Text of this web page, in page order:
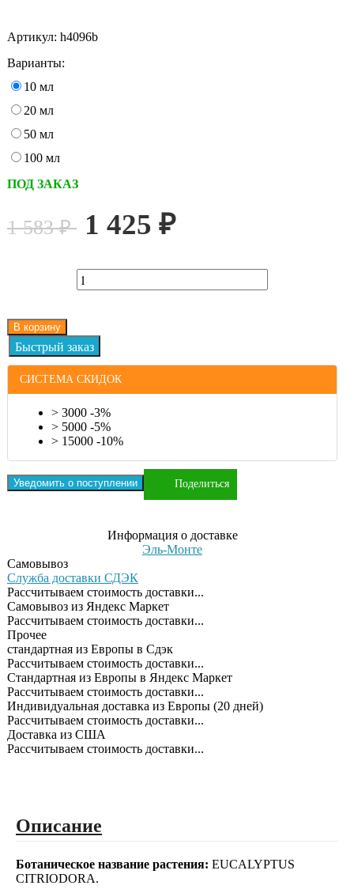
Артикул: h4096b
Варианты:
10 мл
20 мл
50 мл
100 мл
ПОД ЗАКАЗ
1 583₽ 1 425 ₽
В корзину
СИСТЕМА СКИДОК
> 3000 -3%
> 5000 -5%
> 15000 -10%
Уведомить о поступлении Поделиться
Информация о доставке
Эль-Монте
Самовывоз
Служба доставки СДЭК
Рассчитываем стоимость доставки...
Самовывоз из Яндекс Маркет
Рассчитываем стоимость доставки...
Прочее
cтандартная из Европы в Сдэк
Рассчитываем стоимость доставки...
Стандартная из Европы в Яндекс Маркет
Рассчитываем стоимость доставки...
Индивидуальная доставка из Европы (20 дней)
Рассчитываем стоимость доставки...
Доставка из США
Рассчитываем стоимость доставки...
Описание
Ботаническое название растения: EUCALYPTUS
CITRIODORA.